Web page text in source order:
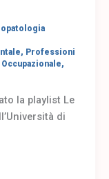
, Professioni
,
la playlist Le
di